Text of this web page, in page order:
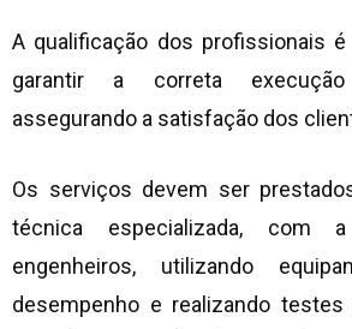
A qualificação dos profissionais
garantir a correta
assegurando a satisfação dos
Os serviços devem ser
técnica especializada, com
engenheiros, utilizando
desempenho e realizando testes